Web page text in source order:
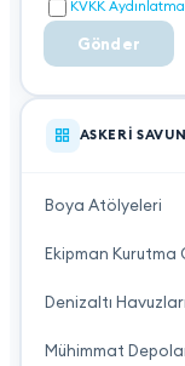
KVKK
Gönder
ASKERI
Boya Atölyeleri
Ekipman Kurutma
Denizaltı Havuzları
Mühimmat